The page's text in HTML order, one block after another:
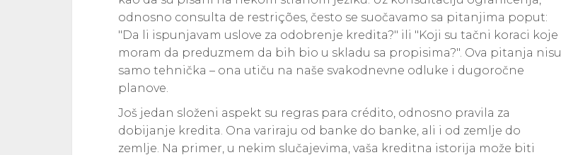
odnosno consulta de restrições, često se suočavamo sa pitanjima poput:
"Da li ispunjavam uslove za odobrenje kredita?" ili "Koji su tačni koraci koje
moram da preduzmem da bih bio u skladu sa propisima?". Ova pitanja nisu
samo tehnička – ona utiču na naše svakodnevne odluke i dugoročne
planove.
Još jedan složeni aspekt su regras para crédito, odnosno pravila za
dobijanje kredita. Ona variraju od banke do banke, ali i od zemlje do
zemlje. Na primer, u nekim slučajevima, vaša kreditna istorija može biti